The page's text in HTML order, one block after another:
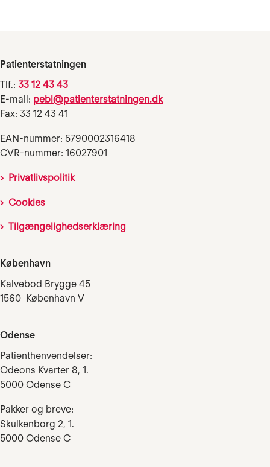
Patienterstatningen
Tlf.: 33 12 43 43
E-mail: pebl@patienterstatningen.dk
Fax: 33 12 43 41
EAN-nummer: 5790002316418
CVR-nummer: 16027901
Privatlivspolitik
Cookies
Tilgængelighedserklæring
København
Kalvebod Brygge 45
1560 København V
Odense
Patienthenvendelser:
Odeons Kvarter 8, 1.
5000 Odense C
Pakker og breve:
Skulkenborg 2, 1.
5000 Odense C